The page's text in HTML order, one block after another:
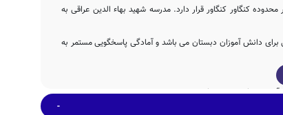
کنگاور کنگاور قرار دارد. مدرسه شهید بهاء الدین عراقی به
برای دانش آموزان دبستان می باشد و آمادگی پاسخگویی مستمر به